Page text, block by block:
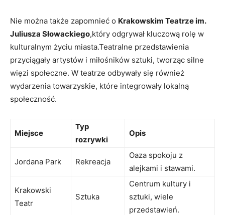
Nie ‍można także zapomnieć o⁤ Krakowskim Teatrze ​im.
Juliusza Słowackiego,który odgrywał ⁣kluczową rolę w
kulturalnym życiu miasta.Teatralne przedstawienia
przyciągały artystów i miłośników sztuki, tworząc⁣ silne
więzi społeczne. W teatrze ⁣odbywały się również
wydarzenia towarzyskie, które integrowały lokalną
społeczność.
Miejsce
Typ
rozrywki
Opis
Jordana Park Rekreacja
Oaza spokoju z
alejkami⁤ i stawami.
Krakowski
Teatr
Sztuka
Centrum kultury i
sztuki, wiele
przedstawień.